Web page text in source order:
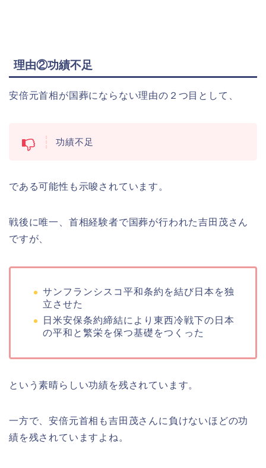
理由②功績不足
安倍元首相が国葬にならない理由の２つ目として、
功績不足
である可能性も示唆されています。
戦後に唯一、首相経験者で国葬が行われた吉田茂さん
ですが、
サンフランシスコ平和条約を結び日本を独
立させた
日米安保条約締結により東西冷戦下の日本
の平和と繁栄を保つ基礎をつくった
という素晴らしい功績を残されています。
一方で、安倍元首相も吉田茂さんに負けないほどの功
績を残されていますよね。